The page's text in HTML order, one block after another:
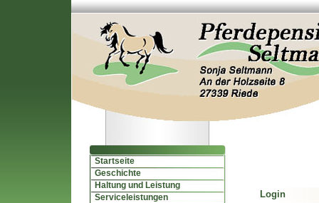
Startseite
Geschichte
Haltung und Leistung
Serviceleistungen
Login